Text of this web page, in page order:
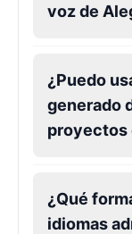
voz de
¿Puedo
generado
proyectos
¿Qué
idiomas